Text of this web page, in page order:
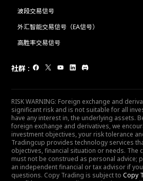
波段交易信号
外汇智能交易信号（EA信号）
高胜率交易信号
社群 :
RISK WARNING: Foreign exchange and
significant risk and is not suitable for all
have any interest in, the underlying assets.
foreign exchange and derivatives, we
investment objectives, your risk tolerance
Tradingcup provides technology services
objectives, financial situation or needs. The
must not be construed as personal advice;
an independent financial or tax advisor if
questions. Copy Trading is subject to Copy